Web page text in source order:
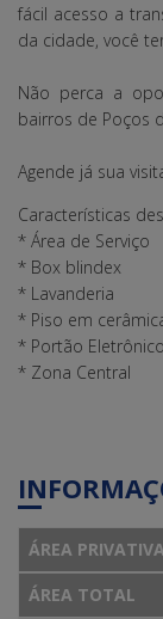
fácil acesso a
da cidade, você
Não perca a
bairros de Poços
Agende já sua
Características
* Área de Serviço
* Box blindex
* Lavanderia
* Piso em
* Portão Eletrônico
* Zona Central
ÁREA PRIVATIVA
ÁREA TOTAL